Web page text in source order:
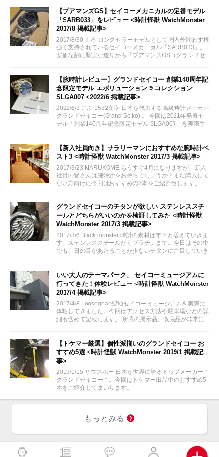
【プアマンズGS】セイコーメカニカルの定番モデル
「SARB033」をレビュー <時計怪獣 WatchMonster
2017/8 掲載記事>
2017/8/30 くろ ロングセラーモデルとして国内外問わず根
強く支持されているセイコーメカニカル「SARB033」。
安価な割に堅実な造りから「プアマンズGS（グランドセ
【腕時計レビュー】グランドセイコー 創業140周年記
念限定モデル エボリューション 9 コレクション
SLGA007 <2022/6 掲載記事>
2022/6/3 こふ 1582文字 日本を代表する高級時計メーカー
グランドセイコー(Grand Seiko) 。 今回は2021年発表モ
デル「創業140周年記念限定モデル SLGA007」を実際手
【新入社員向き】サラリーマンにおすすめな腕時計ベ
スト3 <時計怪獣 WatchMonster 2017/3 掲載記事>
2017/3/23 MARUKOME もうすぐ4月になりますが、新入
社員の皆さんは腕時計をお持ちでしょうか？まだ購入して
ない方向けに今回はおすすめの3本をご紹介致します。
グランドセイコーのチタンが欲しい ステンレススチ
ールとどちらがいいのかを検証してみた <時計怪獣
WatchMonster 2017/3 掲載記事>
2017/3/6 Black monster 時計の素材は年々と増えていきま
す。ステンレススチールからプラチナまで。今日はその中
でも、日の目があたることが少ないチタンに注目していき
いい大人のテーマパーク、 セイコーミュージアムに
行ってきた！体験レビュー <時計怪獣 WatchMonster
2017/4 掲載記事>
2017/4/8 Loosegear 聖地セイコーミュージアムを実際に
体験してきました。今回はアクセス方法や駐車場などの詳
細も含めて記載します。 所蔵の展示品、収蔵品が非常に
【トケマー厳選】個性派揃いのグランドセイコー お
すすめ5選 <時計怪獣 WatchMonster 2019/1 掲載記
事>
2019/1/15 サウスポー 日本が世界に誇るトップメーカー＂
グランドセイコー＂。今回はトケマー出品中のおすすめ5
本をご紹介してまいります。
もっとみる